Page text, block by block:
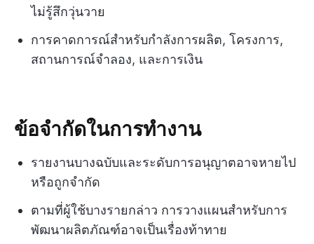
ไม่รู้สึกวุ่นวาย
การคาดการณ์สำหรับกำลังการผลิต, โครงการ,
สถานการณ์จำลอง, และการเงิน
ข้อจำกัดในการทำงาน
รายงานบางฉบับและระดับการอนุญาตอาจหายไป
หรือถูกจำกัด
ตามที่ผู้ใช้บางรายกล่าว การวางแผนสำหรับการ
พัฒนาผลิตภัณฑ์อาจเป็นเรื่องท้าทาย